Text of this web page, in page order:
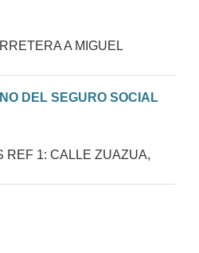
A MIGUEL
DEL SEGURO SOCIAL
REF 1: CALLE ZUAZUA,